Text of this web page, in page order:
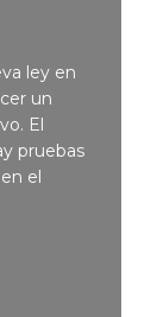
ley en
un
El
pruebas
el